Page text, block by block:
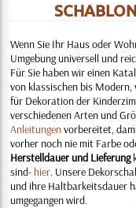
Wenn Sie Ihr Haus oder
Umgebung universell und
Für Sie haben wir einen
von klassischen bis
für Dekoration der
verschiedenen Arten und
Anleitungenvorbereitet,
vorher noch nie mit Farbe
Herstelldauer und Lieferung
sind- hier. Unsere
und ihre Haltbarkeitsdauer
umgegangen wird.